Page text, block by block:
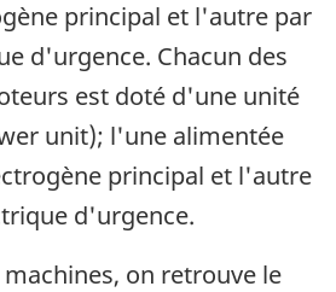
principal et l'autre par
d'urgence. Chacun des
est doté d'une unité
unit); l'une alimentée
principal et l'autre
d'urgence.
machines, on retrouve le